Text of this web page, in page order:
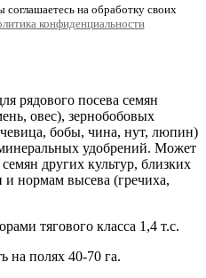
на обработку своих
конфиденциальности
рядового посева семян
овес), зернобобовых
бобы, чина, нут, люпин)
удобрений. Может
других культур, близких
нормам высева (гречиха,
тягового класса 1,4 т.с.
на полях 40-70 га.